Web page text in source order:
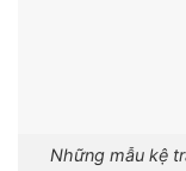
Những mẫu kệ